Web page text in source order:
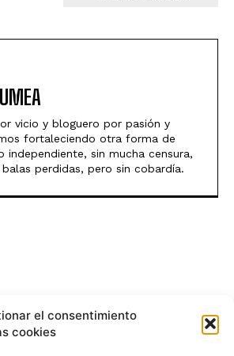
el consentimiento
cookies
vicio y bloguero por pasión y
fortaleciendo otra forma de
independiente, sin mucha censura,
perdidas, pero sin cobardía.